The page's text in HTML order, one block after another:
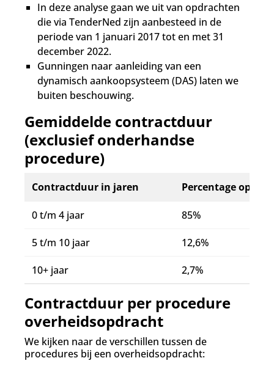
In deze analyse gaan we uit van opdrachten
die via TenderNed zijn aanbesteed in de
periode van 1 januari 2017 tot en met 31
december 2022.
Gunningen naar aanleiding van een
dynamisch aankoopsysteem (DAS) laten we
buiten beschouwing.
Gemiddelde contractduur
(exclusief onderhandse
procedure)
Contractduur in jaren Percentage
0 t/m 4 jaar 85%
5 t/m 10 jaar 12,6%
10+ jaar 2,7%
Contractduur per procedure
overheidsopdracht
We kijken naar de verschillen tussen de
procedures bij een overheidsopdracht: